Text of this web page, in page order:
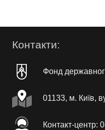
Контакти:
Фонд
01133, м. Київ,
Контакт-центр: